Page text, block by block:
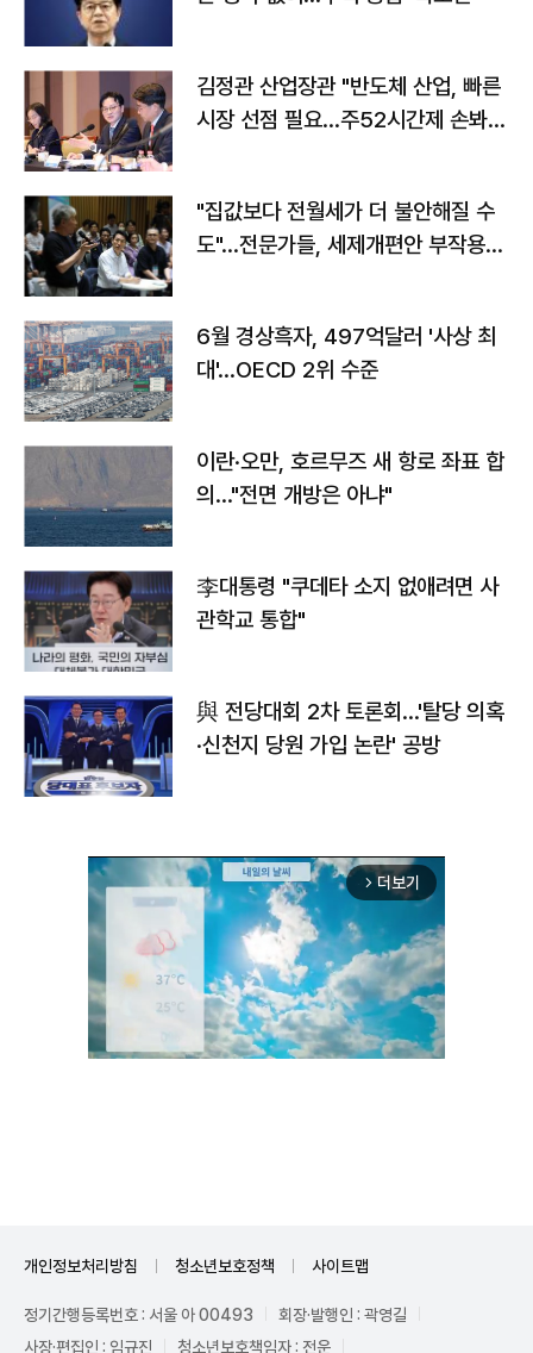
김정관 산업장관 "반도체 산업, 빠른
시장 선점 필요…주52시간제 손봐
"집값보다 전월세가 더 불안해질 수
도"…전문가들, 세제개편안 부작용
6월 경상흑자, 497억달러 '사상 최
대'…OECD 2위 수준
이란·오만, 호르무즈 새 항로 좌표 합
의…"전면 개방은 아냐"
李대통령 "쿠데타 소지 없애려면 사
관학교 통합"
與 전당대회 2차 토론회…'탈당 의혹
·신천지 당원 가입 논란' 공방
arrow_forward_ios 더보기
개인정보처리방침 청소년보호정책 사이트맵
정기간행등록번호 : 서울 아 00493
회장·발행인 : 곽영길
사장·편집인 : 임규진
청소년보호책임자 : 전운